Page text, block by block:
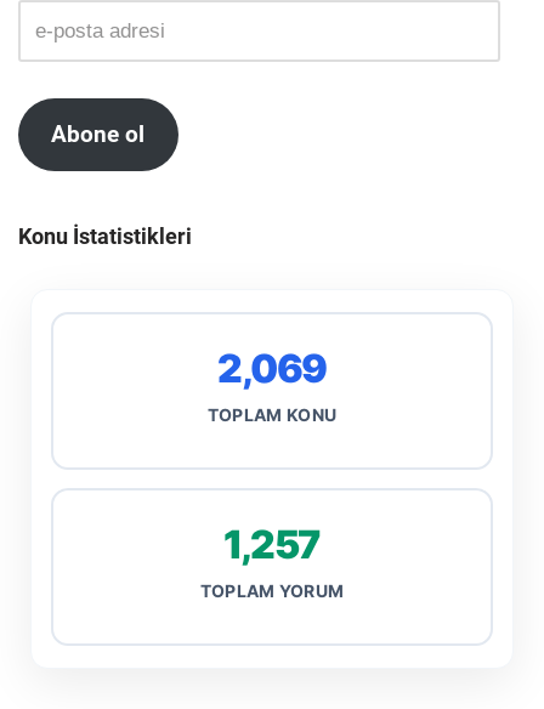
Abone ol
Konu İstatistikleri
2,069
TOPLAM KONU
1,257
TOPLAM YORUM